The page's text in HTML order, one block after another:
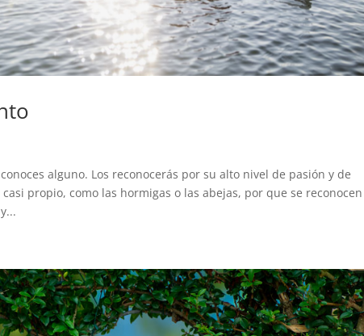
alguno. Los reconocerás por su alto nivel de pasión y de
propio, como las hormigas o las abejas, por que se reconocen